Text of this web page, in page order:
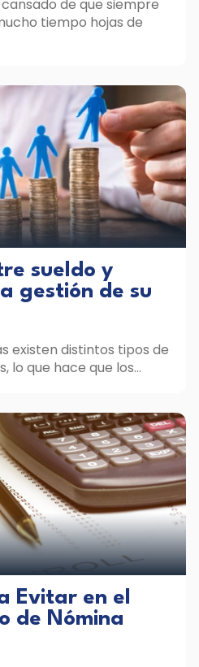
de que siempre
tiempo hojas de
sueldo y
gestión de su
existen distintos tipos de
lo que hace que los...
Evitar en el
de Nómina